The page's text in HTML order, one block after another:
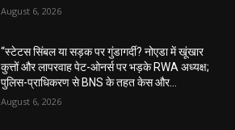
August 6, 2026
“स्टेटस सिंबल या सड़क पर गुंडागर्दी? नोएडा में खूंखार
कुत्तों और लापरवाह पेट-ओनर्स पर भड़के RWA अध्यक्ष;
पुलिस-प्राधिकरण से BNS के तहत केस और...
August 6, 2026